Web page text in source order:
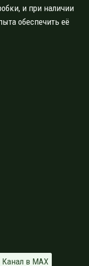
и при наличии
обеспечить её
Канал в МАХ